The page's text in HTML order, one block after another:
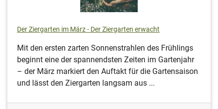
Der Ziergarten im März - Der Ziergarten erwacht
Mit den ersten zarten Sonnenstrahlen des Frühlings
beginnt eine der spannendsten Zeiten im Gartenjahr
– der März markiert den Auftakt für die Gartensaison
und lässt den Ziergarten langsam aus ...